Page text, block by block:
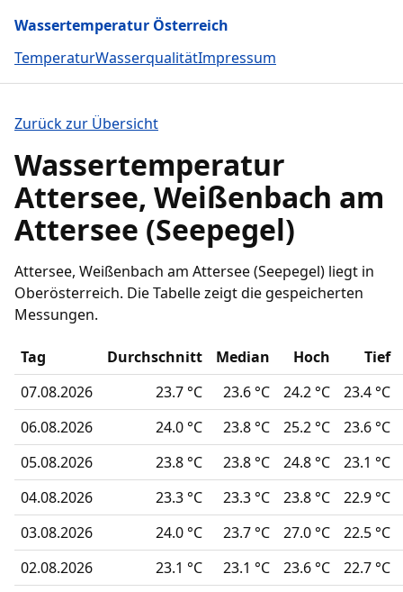
Wassertemperatur Österreich
TemperaturWasserqualitätImpressum
Zurück zur Übersicht
Wassertemperatur
Attersee, Weißenbach am
Attersee (Seepegel)
Attersee, Weißenbach am Attersee (Seepegel) liegt in
Oberösterreich. Die Tabelle zeigt die gespeicherten
Messungen.
Tag Durchschnitt Median Hoch
Tief
07.08.2026
23.7 °C 23.6 °C 24.2 °C
23.4 °C
06.08.2026
24.0 °C 23.8 °C 25.2 °C
23.6 °C
05.08.2026
23.8 °C 23.8 °C 24.8 °C
23.1 °C
04.08.2026
23.3 °C 23.3 °C 23.8 °C
22.9 °C
03.08.2026
24.0 °C 23.7 °C 27.0 °C
22.5 °C
02.08.2026
23.1 °C 23.1 °C 23.6 °C
22.7 °C